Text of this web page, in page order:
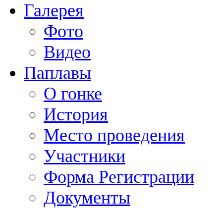
Галерея
Фото
Видео
Паплавы
О гонке
История
Место проведения
Участники
Форма Регистрации
Документы